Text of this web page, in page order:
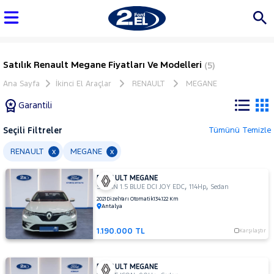
Satılık Renault Megane Fiyatları Ve Modelleri (5)
Ana Sayfa İkinci El Araçlar RENAULT MEGANE
Garantili
Tüm
Araçlar
AUDI
BMC
BMW
BYD
Seçili Filtreler Tümünü Temizle
RENAULT x MEGANE x
RENAULT MEGANE
SEDAN 1.5 BLUE DCI JOY EDC,114Hp, Sedan
2021 DizelYarı Otomatik134.122 Km
Antalya
1.190.000 TL Karşılaştır
RENAULT MEGANE